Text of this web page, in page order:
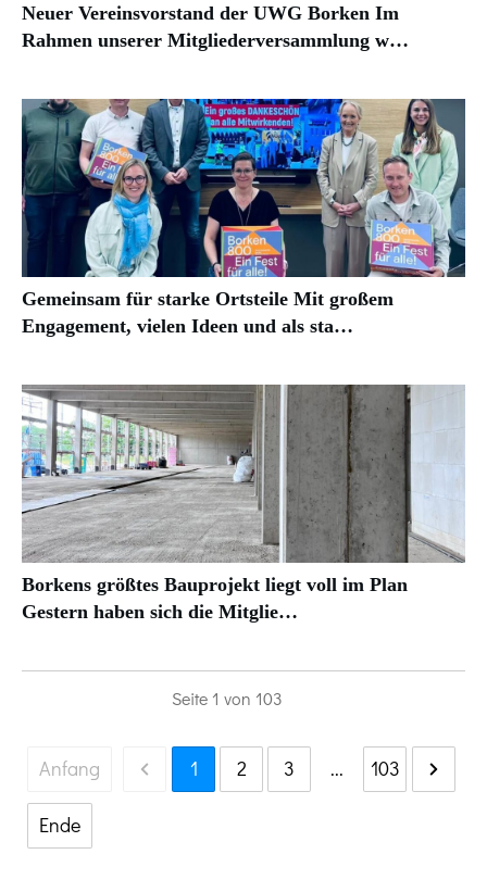
Neuer Vereinsvorstand der UWG Borken Im
Rahmen unserer Mitgliederversammlung w…
Gemeinsam für starke Ortsteile Mit großem
Engagement, vielen Ideen und als sta…
Borkens größtes Bauprojekt liegt voll im Plan
Gestern haben sich die Mitglie…
Seite 1 von 103
Anfang 1 2 3 ... 103
Ende